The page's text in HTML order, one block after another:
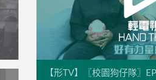
【形TV】〖校園狗仔隊〗